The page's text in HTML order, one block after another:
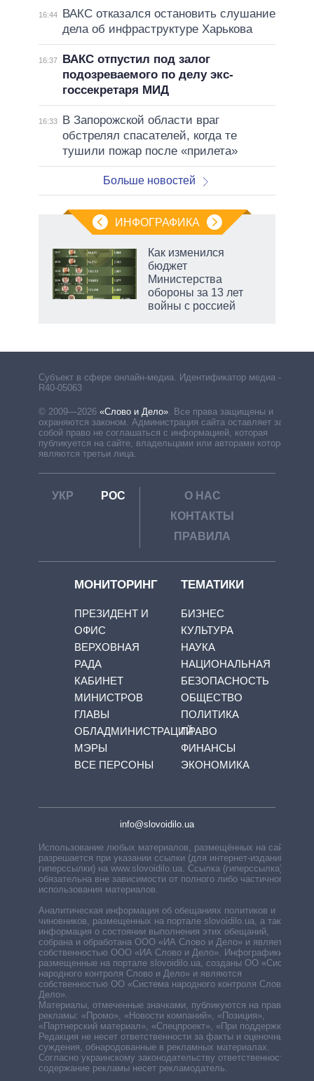
16:44
ВАКС отказался остановить слушание
дела об инфраструктуре Харькова
16:37
ВАКС отпустил под залог
подозреваемого по делу экс-
госсекретаря МИД
16:33
В Запорожской области враг
обстрелял спасателей, когда те
тушили пожар после «прилета»
Больше новостей
ИНФОГРАФИКА
Как изменился
бюджет
Министерства
обороны за 13 лет
войны с россией
Субъект в сфере онлайн-медиа. Идентификатор медиа –
R40-05063
© 2009—2026 «Слово и Дело». Все права защищены и
охраняются законом. Администрация сайта оставляет за
собой право не соглашаться с информацией, которая
публикуется на сайте, владельцами или авторами которой
являются третьи лица.
УКР РОС
О НАС
КОНТАКТЫ
ПРАВИЛА
МОНИТОРИНГ
ПРЕЗИДЕНТ И
ОФИС
ВЕРХОВНАЯ
РАДА
КАБИНЕТ
МИНИСТРОВ
ГЛАВЫ
ОБЛАДМИНИСТРАЦИЙ
МЭРЫ
ВСЕ ПЕРСОНЫ
ТЕМАТИКИ
БИЗНЕС
КУЛЬТУРА
НАУКА
НАЦИОНАЛЬНАЯ
БЕЗОПАСНОСТЬ
ОБЩЕСТВО
ПОЛИТИКА
ПРАВО
ФИНАНСЫ
ЭКОНОМИКА
info@slovoidilo.ua
Использование любых материалов, размещённых на сайте,
разрешается при указании ссылки (для интернет-изданий —
гиперссылки) на www.slovoidilo.ua. Ссылка (гиперссылка)
обязательна вне зависимости от полного либо частичного
использования материалов.
Аналитическая информация об обещаниях политиков и
чиновников, размещенных на портале slovoidilo.ua, а также
информация о состоянии выполнения этих обещаний,
собрана и обработана ООО «ИА Слово и Дело» и является
собственностью ООО «ИА Слово и Дело». Инфографики,
размещенные на портале slovoidilo.ua, созданы ОО «Система
народного контроля Слово и Дело» и являются
собственностью ОО «Система народного контроля Слово и
Дело».
Материалы, отмеченные значками, публикуются на правах
рекламы: «Промо», «Новости компаний», «Позиция»,
«Партнерский материал», «Спецпроект», «При поддержке».
Редакция не несет ответственности за факты и оценочные
суждения, обнародованные в рекламных материалах.
Согласно украинскому законодательству ответственность за
содержание рекламы несет рекламодатель.